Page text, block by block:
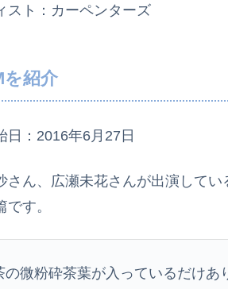
スト：カーペンターズ
を紹介
日：2016年6月27日
さん、広瀬未花さんが出演して
です。
の微粉砕茶葉が入っているだけ